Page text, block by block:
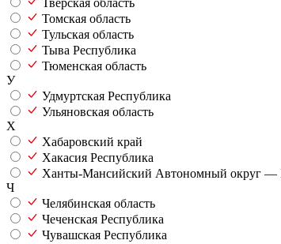
Тверская область
Томская область
Тульская область
Тыва Республика
Тюменская область
У
Удмуртская Республика
Ульяновская область
Х
Хабаровский край
Хакасия Республика
Ханты-Мансийский Автономный округ
Ч
Челябинская область
Чеченская Республика
Чувашская Республика